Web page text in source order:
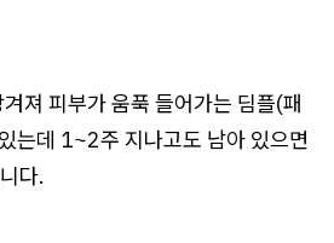
져 피부가 움푹 들어가는 딤플(패
는데 1~2주 지나고도 남아 있으면
다.